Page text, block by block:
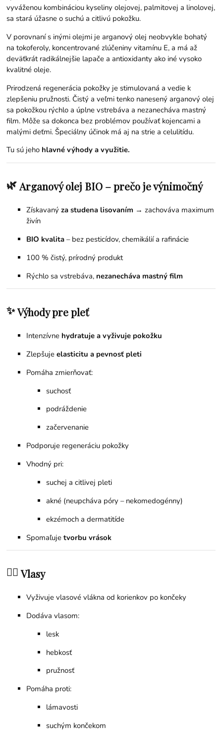
vyváženou kombináciou kyseliny olejovej, palmitovej a linolovej,
sa stará úžasne o suchú a citlivú pokožku.
V porovnaní s inými olejmi je arganový olej neobvykle bohatý
na tokoferoly, koncentrované zlúčeniny vitamínu E, a má až
deväťkrát radikálnejšie lapače a antioxidanty ako iné vysoko
kvalitné oleje.
Prirodzená regenerácia pokožky je stimulovaná a vedie k
zlepšeniu pružnosti. Čistý a veľmi tenko nanesený arganový olej
sa pokožkou rýchlo a úplne vstrebáva a nezanecháva mastný
film. Môže sa dokonca bez problémov používať kojencami a
malými deťmi. Špeciálny účinok má aj na strie a celulitídu.
Tu sú jeho hlavné výhody a využitie.
🌿Arganový olej BIO – prečo je výnimočný
Získavanýza studena lisovaním → zachováva maximum
živín
BIO kvalita – bez pesticídov, chemikálií a rafinácie
100 % čistý, prírodný produkt
Rýchlo sa vstrebáva, nezanecháva mastný film
✨Výhody pre pleť
Intenzívne hydratuje a vyživuje pokožku
Zlepšujeelasticitu a pevnosť pleti
Pomáha zmierňovať:
suchosť
podráždenie
začervenanie
Podporuje regeneráciu pokožky
Vhodný pri:
suchej a citlivej pleti
akné (neupcháva póry – nekomedogénny)
ekzémoch a dermatitíde
Spomaľujetvorbu vrások
💇‍♀️Vlasy
Vyživuje vlasové vlákna od korienkov po končeky
Dodáva vlasom:
lesk
hebkosť
pružnosť
Pomáha proti:
lámavosti
suchým končekom